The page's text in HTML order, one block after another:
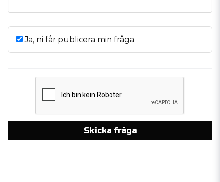
Ja, ni får publicera min fråga
Skicka fråga